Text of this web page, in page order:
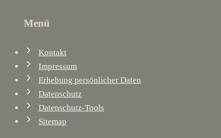
Menü
Kontakt
Impressum
Erhebung persönlicher Daten
Datenschutz
Datenschutz-Tools
Sitemap